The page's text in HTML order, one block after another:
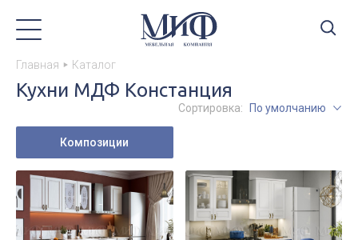
Главная Каталог
Кухни МДФ Констанция
Сортировка: По умолчанию
Композиции